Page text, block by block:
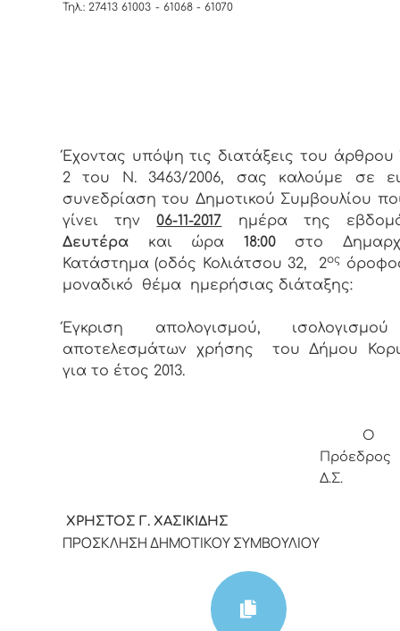
Τηλ.: 27413 61003 - 61068 -
Έχοντας υπόψη τις διατάξεις του άρθρου
2 του Ν. 3463/2006, σας καλούμε σε
συνεδρίαση του Δημοτικού Συμβουλίου
γίνει την06-11-2017 ημέρα της
Δευτέρα και ώρα 18:00 στο
Κατάστημα (οδός Κολιάτσου 32, 2ος
μοναδικό θέμα ημερήσιας διάταξης:
Έγκριση απολογισμού,
αποτελεσμάτων χρήσης του Δήμου
για το έτος 2013.
Ο
Δ.Σ.
ΧΡΗΣΤΟΣ Γ. ΧΑΣΙΚΙΔΗΣ
ΠΡΟΣΚΛΗΣΗ ΔΗΜΟΤΙΚΟΥ ΣΥΜΒΟΥΛΙΟΥ